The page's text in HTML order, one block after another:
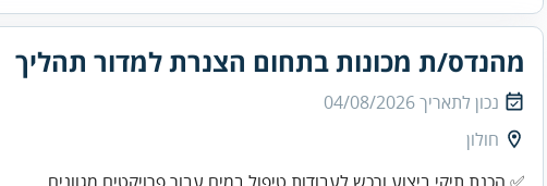
מהנדס/ת מכונות בתחום הצנרת למדור תהליך
נכון לתאריך04/08/2026
חולון